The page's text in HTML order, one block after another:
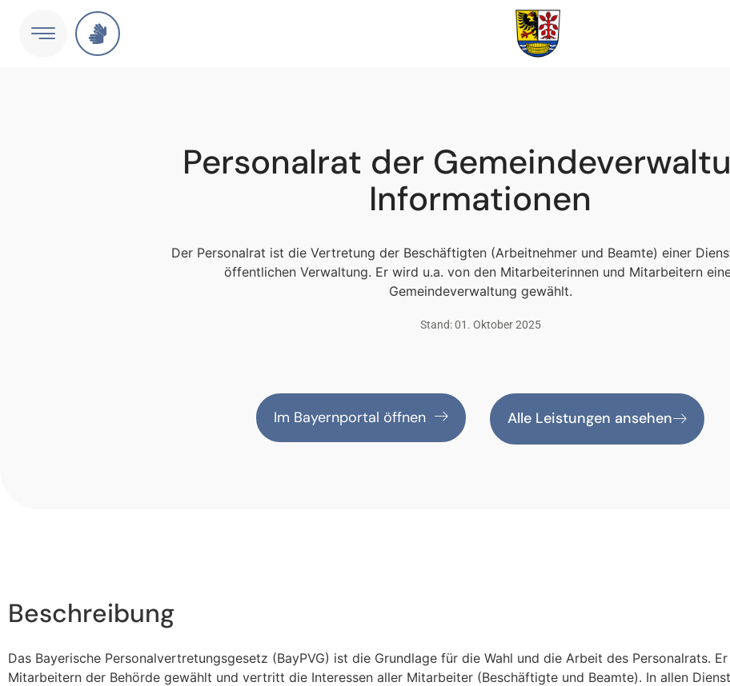
Personalrat der
Informationen
Der Personalrat ist die Vertretung der Beschäftigten (Arbeitnehmer und Beamte) einer
öffentlichen Verwaltung. Er wird u.a. von den Mitarbeiterinnen und Mitarbeitern
Gemeindeverwaltung gewählt.
Stand: 01. Oktober 2025
Im Bayernportal öffnen Alle Leistungen ansehen
Beschreibung
Das Bayerische Personalvertretungsgesetz (BayPVG) ist die Grundlage für die Wahl und die Arbeit des Personalrats.
Mitarbeitern der Behörde gewählt und vertritt die Interessen aller Mitarbeiter (Beschäftigte und Beamte). In allen